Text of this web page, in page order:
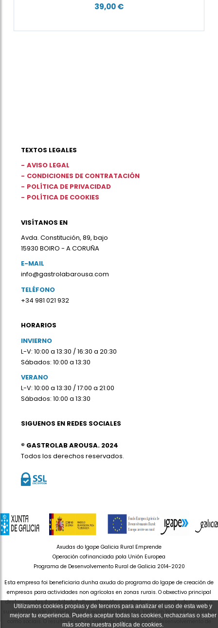
Utilizamos cookies propias y de terceros para analizar el uso de esta web y
mejorar tu experiencia. Puedes aceptar todas las cookies, rechazarlas o saber
más sobre nuestra política de cookies.
39,00 €
TEXTOS LEGALES
AVISO LEGAL
CONDICIONES DE CONTRATACIÓN
POLÍTICA DE PRIVACIDAD
POLÍTICA DE COOKIES
VISÍTANOS EN
Avda. Constitución, 89, bajo
15930 BOIRO - A CORUÑA
E-MAIL
info@gastrolabarousa.com
TELÉFONO
+34 981 021 932
HORARIOS
INVIERNO
L-V: 10:00 a 13:30 / 16:30 a 20:30
Sábados: 10:00 a 13:30
VERANO
L-V: 10:00 a 13:30 / 17:00 a 21:00
Sábados: 10:00 a 13:30
SIGUENOS EN REDES SOCIALES
® GASTROLAB AROUSA. 2024
Todos los derechos reservados.
Axudas do Igape Galicia Rural Emprende
Operación cofinanciada pola Unión Europea
Programa de Desenvolvemento Rural de Galicia 2014-2020
Esta empresa foi beneficiaria dunha axuda do programa do Igape de creación de
empresas para actividades non agrícolas en zonas rurais. O obxectivo principal
destas axudas é contribuír á diversificación económica, crecemento de emprego,
sustentabilidade do medio rural e equilibrio territorial, tanto en termos económicos
como sociais. O resultado que se pretende é a creación e o desenvolvemento de